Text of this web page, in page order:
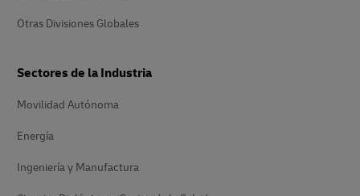
Otras Divisiones Globales
Sectores de la Industria
Movilidad Autónoma
Energía
Ingeniería y Manufactura